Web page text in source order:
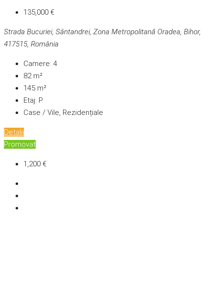
135,000 €
Strada Bucuriei, Sântandrei, Zona Metropolitană Oradea, Bihor,
417515, România
Camere: 4
82 m²
145 m²
Etaj: P
Case / Vile, Rezidențiale
Detalii
Promovat
1,200 €